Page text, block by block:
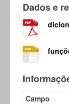
Dados e
Campo